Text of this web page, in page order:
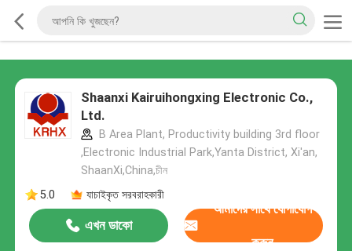
Shaanxi Kairuihongxing Electronic Co.,
Ltd.
B Area Plant, Productivity building 3rd floor
,Electronic Industrial Park,Yanta District, Xi'an,
ShaanXi,China,চীন
5.0
যাচাইকৃত সরবরাহকারী
এখন ডাকো
আমাদের সাথে যোগাযোগ
করুন